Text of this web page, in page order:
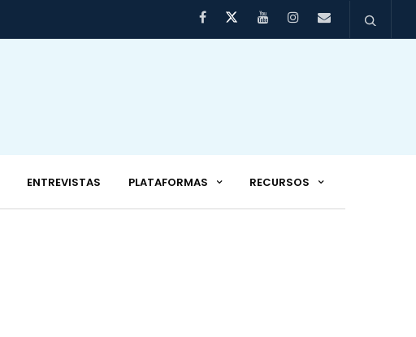
ENTREVISTAS PLATAFORMAS RECURSOS